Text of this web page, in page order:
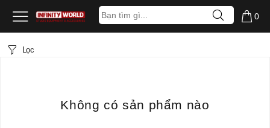
0
Lọc
Không có sản phẩm nào